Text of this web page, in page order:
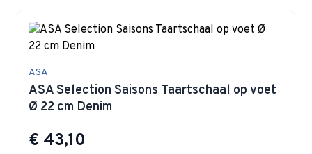
ASA
ASA Selection Saisons Taartschaal op voet
Ø 22 cm Denim
€ 43,10